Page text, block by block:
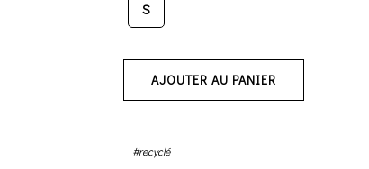
S
AJOUTER AU PANIER
#recyclé